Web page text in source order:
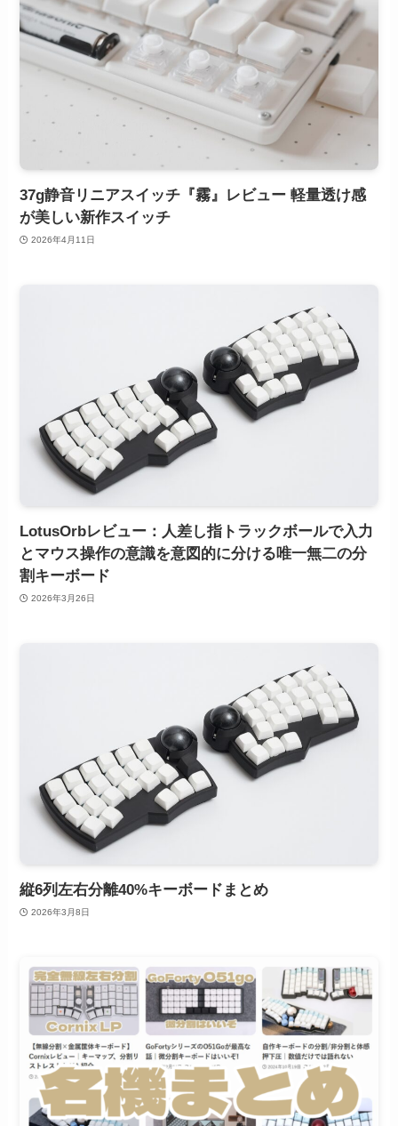
37g静音リニアスイッチ『霧』レビュー 軽量透け感
が美しい新作スイッチ
2026年4月11日
LotusOrbレビュー：人差し指トラックボールで入力
とマウス操作の意識を意図的に分ける唯一無二の分
割キーボード
2026年3月26日
縦6列左右分離40%キーボードまとめ
2026年3月8日